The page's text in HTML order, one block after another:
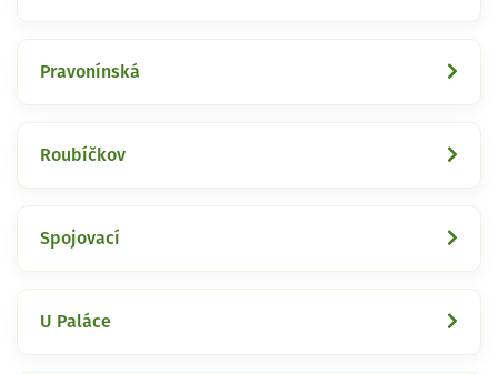
Pravonínská
Roubíčkov
Spojovací
U Paláce